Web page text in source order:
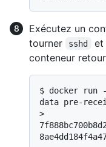
Exécutez un
tourner
sshd
et
conteneur
$ docker run
data pre-